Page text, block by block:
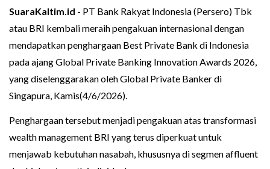
SuaraKaltim.id - PT Bank Rakyat Indonesia (Persero) Tbk
atau BRI kembali meraih pengakuan internasional dengan
mendapatkan penghargaan Best Private Bank di Indonesia
pada ajang Global Private Banking Innovation Awards 2026,
yang diselenggarakan oleh Global Private Banker di
Singapura, Kamis(4/6/2026).
Penghargaan tersebut menjadi pengakuan atas transformasi
wealth management BRI yang terus diperkuat untuk
menjawab kebutuhan nasabah, khususnya di segmen affluent